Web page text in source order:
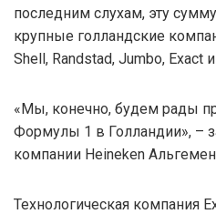
последним слухам, эту
крупные голландские
Shell, Randstad, Jumbo, Exact
«Мы, конечно, будем рады
Формулы 1 в Голландии», –
компании Heineken
Технологическая компания